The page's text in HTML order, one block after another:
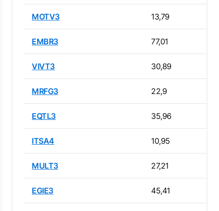
MOTV3 13,79
EMBR3 77,01
VIVT3 30,89
MRFG3 22,9
EQTL3 35,96
ITSA4 10,95
MULT3 27,21
EGIE3 45,41